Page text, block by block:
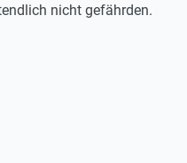
nicht gefährden.